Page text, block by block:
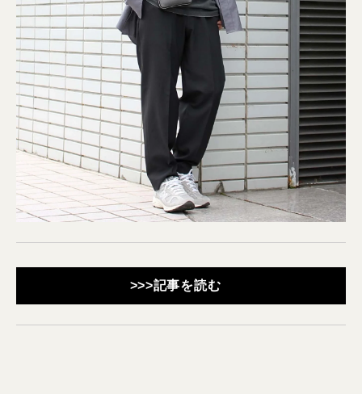
>>>記事を読む